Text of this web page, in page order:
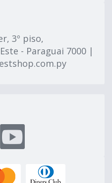
3º piso,
- Paraguai 7000 |